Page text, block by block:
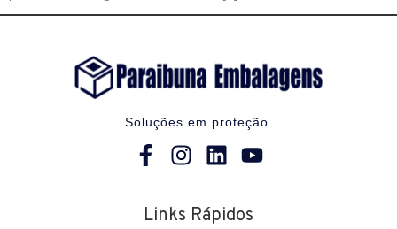
Soluções em proteção.
Links Rápidos